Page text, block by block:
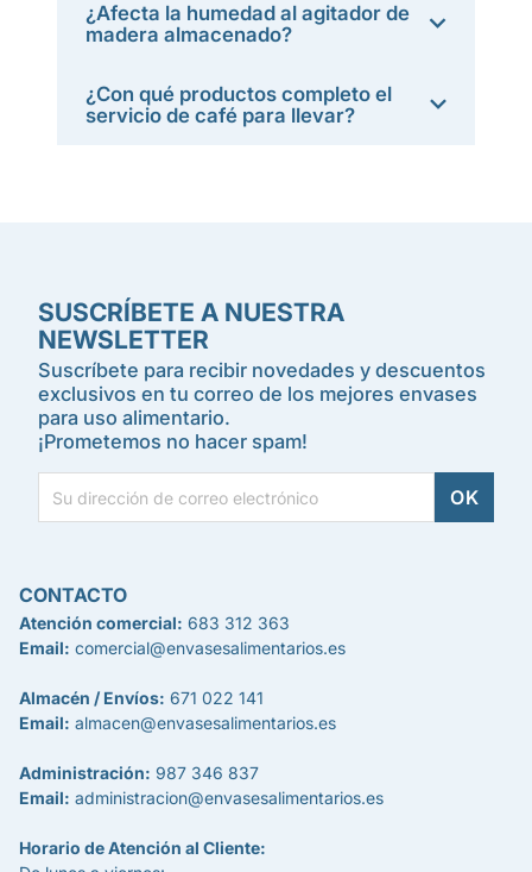
¿Afecta la humedad al agitador de
madera almacenado?
¿Con qué productos completo el
servicio de café para llevar?
SUSCRÍBETE A NUESTRA
NEWSLETTER
Suscríbete para recibir novedades y descuentos
exclusivos en tu correo de los mejores envases
para uso alimentario.
¡Prometemos no hacer spam!
CONTACTO
Atención comercial: 683 312 363
Email: comercial@envasesalimentarios.es
Almacén / Envíos: 671 022 141
Email: almacen@envasesalimentarios.es
Administración: 987 346 837
Email: administracion@envasesalimentarios.es
Horario de Atención al Cliente: